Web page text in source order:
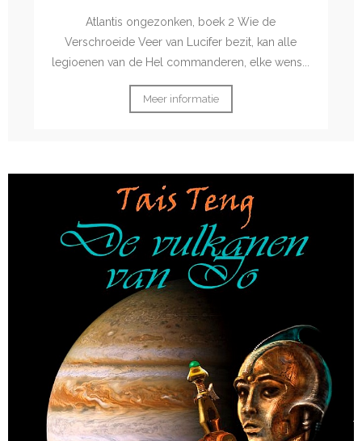
Atlantis ongezonken, boek 2 Wie de
Verschroeide Veer van Lucifer bezit, kan alle
legioenen van de Hel commanderen, elke wens...
Meer informatie